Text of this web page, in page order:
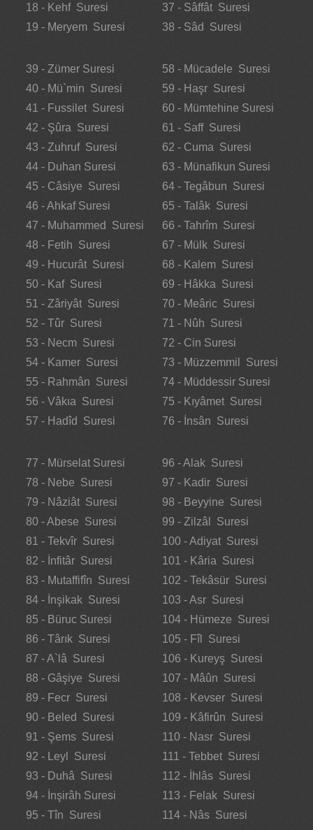
18 - Kehf Suresi
19 - Meryem Suresi
37 - Sâffât Suresi
38 - Sâd Suresi
39 - Zümer Suresi
40 - Mü`min Suresi
41 - Fussilet Suresi
42 - Şûra Suresi
43 - Zuhruf Suresi
44 - Duhan Suresi
45 - Câsiye Suresi
46 - Ahkaf Suresi
47 - Muhammed Suresi
48 - Fetih Suresi
49 - Hucurât Suresi
50 - Kaf Suresi
51 - Zâriyât Suresi
52 - Tûr Suresi
53 - Necm Suresi
54 - Kamer Suresi
55 - Rahmân Suresi
56 - Vâkıa Suresi
57 - Hadîd Suresi
58 - Mücadele Suresi
59 - Haşr Suresi
60 - Mümtehine Suresi
61 - Saff Suresi
62 - Cuma Suresi
63 - Münafikun Suresi
64 - Tegâbun Suresi
65 - Talâk Suresi
66 - Tahrîm Suresi
67 - Mülk Suresi
68 - Kalem Suresi
69 - Hâkka Suresi
70 - Meâric Suresi
71 - Nûh Suresi
72 - Cin Suresi
73 - Müzzemmil Suresi
74 - Müddessir Suresi
75 - Kıyâmet Suresi
76 - İnsân Suresi
77 - Mürselat Suresi
78 - Nebe Suresi
79 - Nâziât Suresi
80 - Abese Suresi
81 - Tekvîr Suresi
82 - İnfitâr Suresi
83 - Mutaffifîn Suresi
84 - İnşikak Suresi
85 - Büruc Suresi
86 - Târık Suresi
87 - A`lâ Suresi
88 - Gâşiye Suresi
89 - Fecr Suresi
90 - Beled Suresi
91 - Şems Suresi
92 - Leyl Suresi
93 - Duhâ Suresi
94 - İnşirâh Suresi
95 - Tîn Suresi
96 - Alak Suresi
97 - Kadir Suresi
98 - Beyyine Suresi
99 - Zilzâl Suresi
100 - Adiyat Suresi
101 - Kâria Suresi
102 - Tekâsür Suresi
103 - Asr Suresi
104 - Hümeze Suresi
105 - Fîl Suresi
106 - Kureyş Suresi
107 - Mâûn Suresi
108 - Kevser Suresi
109 - Kâfirûn Suresi
110 - Nasr Suresi
111 - Tebbet Suresi
112 - İhlâs Suresi
113 - Felak Suresi
114 - Nâs Suresi